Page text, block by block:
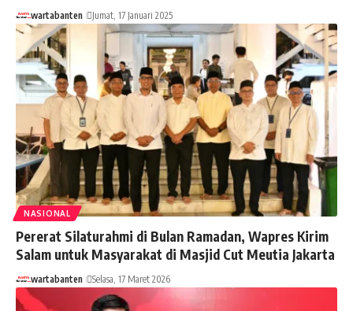
wartabanten Jumat, 17 Januari 2025
NASIONAL
Pererat Silaturahmi di Bulan Ramadan, Wapres Kirim
Salam untuk Masyarakat di Masjid Cut Meutia Jakarta
wartabanten Selasa, 17 Maret 2026